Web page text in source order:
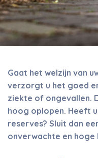
Gaat het welzijn van
verzorgt u het goed
ziekte of ongevallen.
hoog oplopen. Heeft
reserves? Sluit dan
onverwachte en